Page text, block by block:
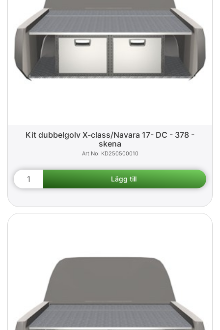
Kit dubbelgolv X-class/Navara 17- DC - 378 -
skena
KD250500010